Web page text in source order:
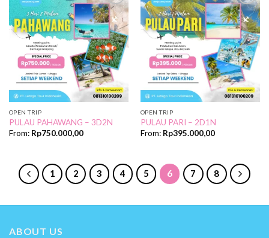
Add to
Wishlist
OPEN TRIP
PULAU PAHAWANG – 3D2N
From: Rp750.000,00
Add to
Wishlist
OPEN TRIP
PULAU PARI – 2D1N
From: Rp395.000,00
1 2 3 4 5 6 7 8
ABOUT US